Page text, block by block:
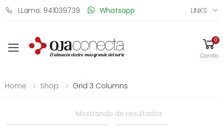
LLama: 941039739 Whatsapp LINKS
Toggle mobile menu
0
Carrito
Home Shop Grid 3 Columns
Mostrando de resultados